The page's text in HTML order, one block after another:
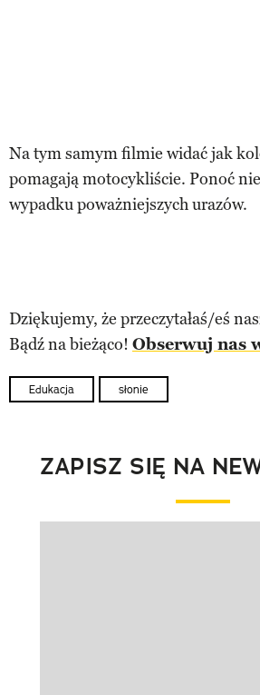
Na tym samym filmie widać jak
pomagają motocykliście. Ponoć
wypadku poważniejszych urazów.
Dziękujemy, że przeczytałaś/eś
Bądź na bieżąco! Obserwuj nas
Edukacja słonie
ZAPISZ SIĘ NA